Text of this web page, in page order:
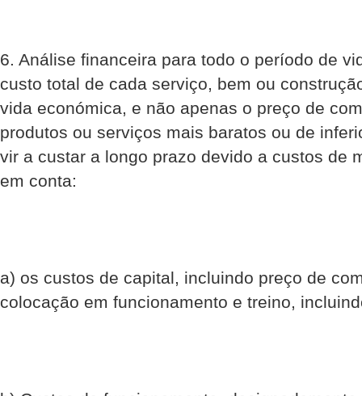
6. Análise financeira para todo o período de
custo total de cada serviço, bem ou
vida económica, e não apenas o preço de
produtos ou serviços mais baratos ou de
vir a custar a longo prazo devido a custos de
em conta:
a) os custos de capital, incluindo preço de
colocação em funcionamento e treino,